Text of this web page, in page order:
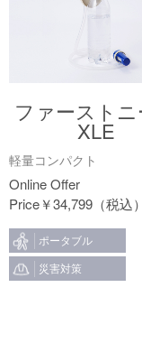
ファーストニ
XLE
軽量コンパクト
￥34,799
ポータブル
災害対策